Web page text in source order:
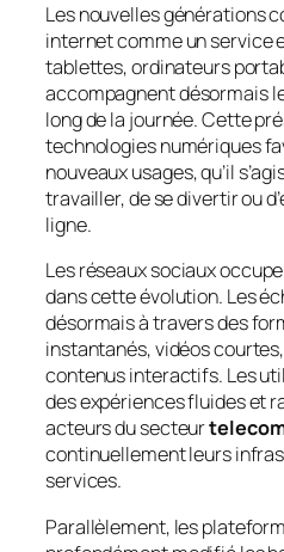
Les nouvelles générations
internet comme un service
tablettes, ordinateurs
accompagnent désormais
long de la journée. Cette
technologies numériques
nouveaux usages, qu’il
travailler, de se divertir ou
ligne.
Les réseaux sociaux
dans cette évolution. Les
désormais à travers des
instantanés, vidéos
contenus interactifs. Les
des expériences fluides et
acteurs du secteur
continuellement leurs
services.
Parallèlement, les